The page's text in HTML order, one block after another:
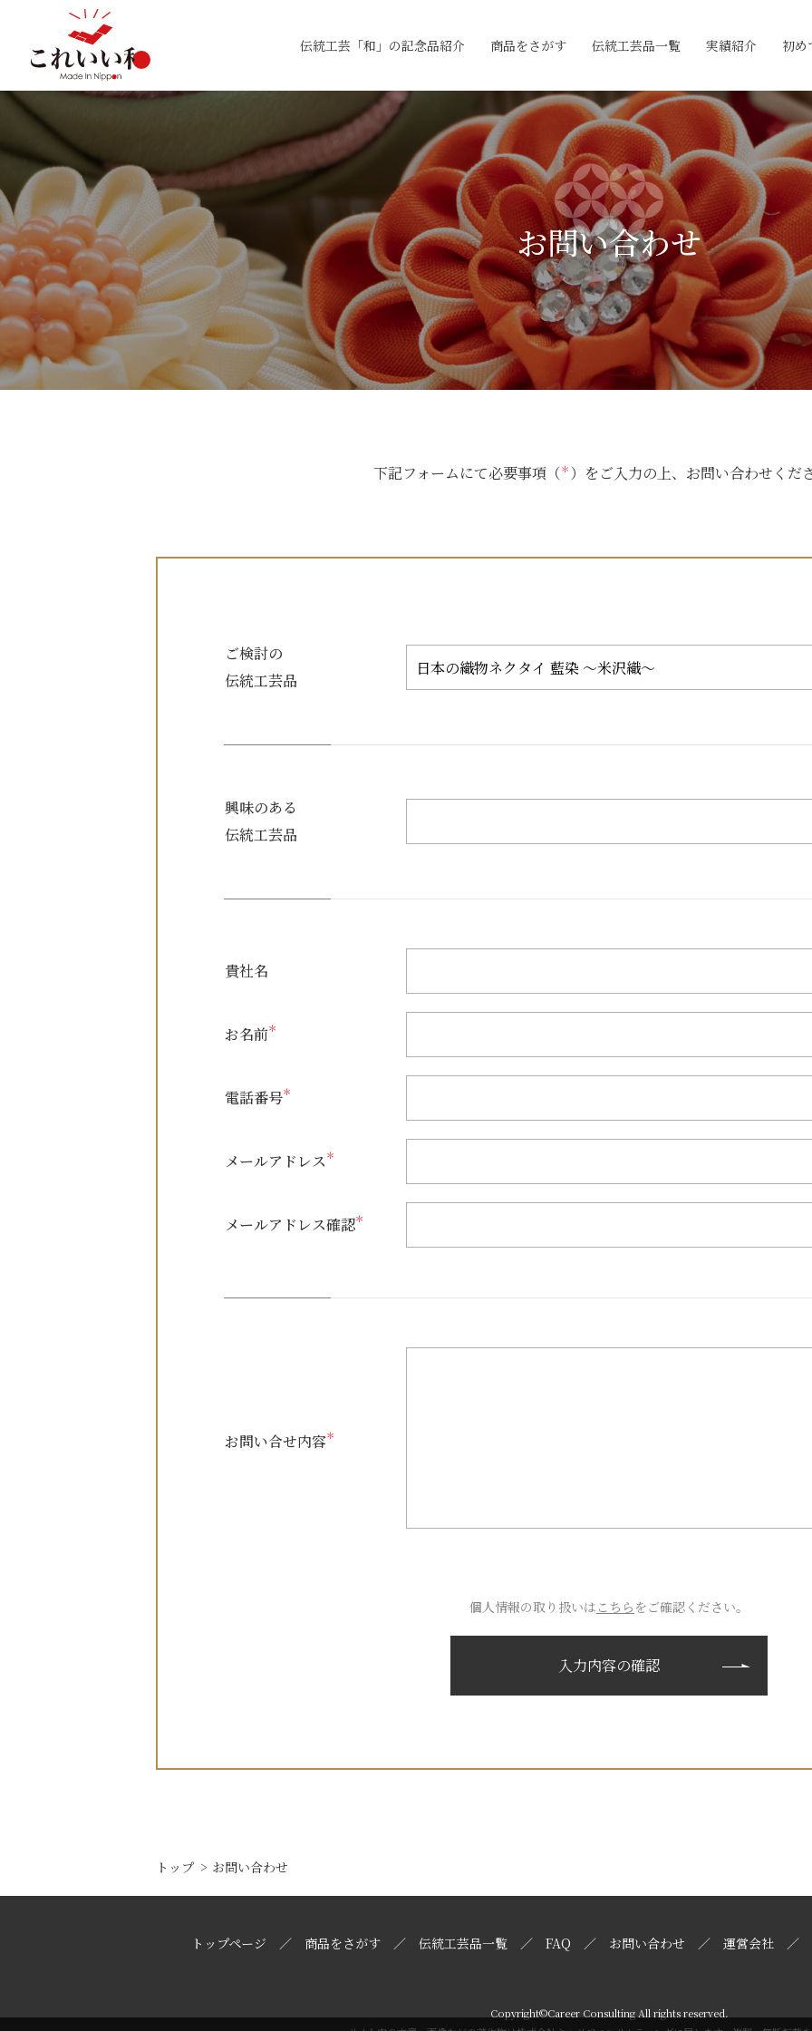
伝統工芸「和」の記念品紹介 商品をさがす 伝統工芸品一覧 実績紹介 初め
お問い合わせ
下記フォームにて必要事項（＊ ）をご入力の上、お問い合わせくだ
ご検討の
伝統工芸品
興味のある
伝統工芸品
貴社名
お名前＊
電話番号＊
メールアドレス ＊
メールアドレス確認＊
お問い合せ内容＊
個人情報の取り扱いは こちら をご確認ください。
トップ お問い合わせ
トップページ 商品をさがす 伝統工芸品一覧 FAQ お問い合わせ 運営会社
Copyright©Career Consulting All rights reserved.